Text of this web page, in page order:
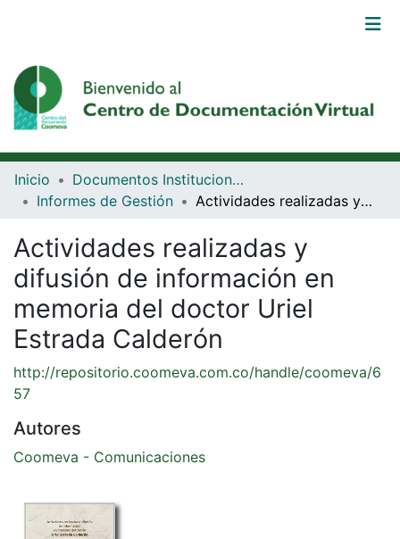
Comunidades
Browse DSpace
Estadísticas
Iniciar
(current)
Inicio
Documentos Institucionales Coomeva
Informes de Gestión
Actividades realizadas y difusión de información en memoria del doctor Uriel Estrada Calderón
Actividades realizadas y
difusión de información en
memoria del doctor Uriel
Estrada Calderón
http://repositorio.coomeva.com.co/handle/coomeva/6
57
Autores
Coomeva - Comunicaciones